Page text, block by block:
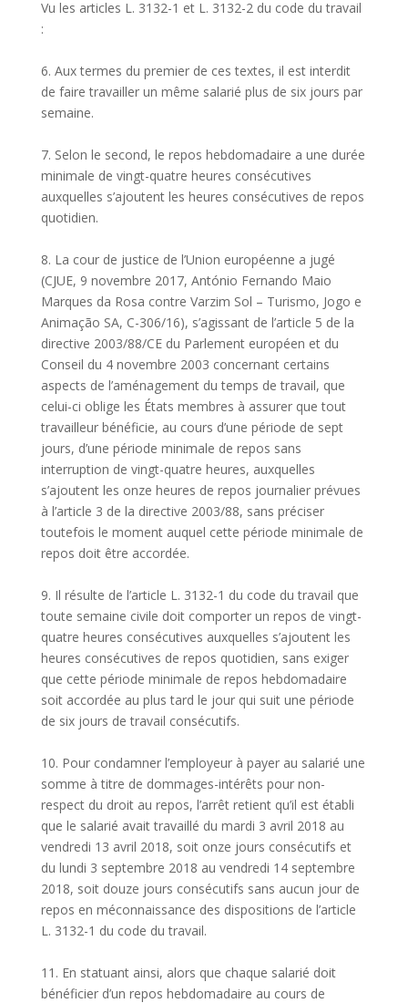
Vu les articles L. 3132-1 et L. 3132-2 du code du travail
:
6. Aux termes du premier de ces textes, il est interdit
de faire travailler un même salarié plus de six jours par
semaine.
7. Selon le second, le repos hebdomadaire a une durée
minimale de vingt-quatre heures consécutives
auxquelles s’ajoutent les heures consécutives de repos
quotidien.
8. La cour de justice de l’Union européenne a jugé
(CJUE, 9 novembre 2017, António Fernando Maio
Marques da Rosa contre Varzim Sol – Turismo, Jogo e
Animação SA, C-306/16), s’agissant de l’article 5 de la
directive 2003/88/CE du Parlement européen et du
Conseil du 4 novembre 2003 concernant certains
aspects de l’aménagement du temps de travail, que
celui-ci oblige les États membres à assurer que tout
travailleur bénéficie, au cours d’une période de sept
jours, d’une période minimale de repos sans
interruption de vingt-quatre heures, auxquelles
s’ajoutent les onze heures de repos journalier prévues
à l’article 3 de la directive 2003/88, sans préciser
toutefois le moment auquel cette période minimale de
repos doit être accordée.
9. Il résulte de l’article L. 3132-1 du code du travail que
toute semaine civile doit comporter un repos de vingt-
quatre heures consécutives auxquelles s’ajoutent les
heures consécutives de repos quotidien, sans exiger
que cette période minimale de repos hebdomadaire
soit accordée au plus tard le jour qui suit une période
de six jours de travail consécutifs.
10. Pour condamner l’employeur à payer au salarié une
somme à titre de dommages-intérêts pour non-
respect du droit au repos, l’arrêt retient qu’il est établi
que le salarié avait travaillé du mardi 3 avril 2018 au
vendredi 13 avril 2018, soit onze jours consécutifs et
du lundi 3 septembre 2018 au vendredi 14 septembre
2018, soit douze jours consécutifs sans aucun jour de
repos en méconnaissance des dispositions de l’article
L. 3132-1 du code du travail.
11. En statuant ainsi, alors que chaque salarié doit
bénéficier d’un repos hebdomadaire au cours de